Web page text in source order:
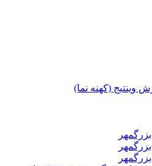
وینتیج (کهنه نما)